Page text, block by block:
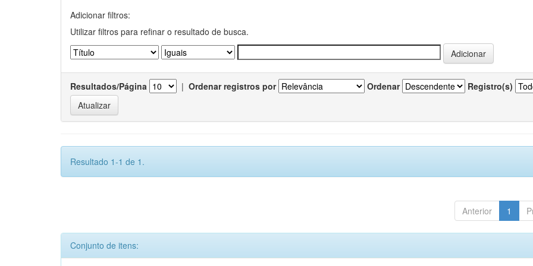
Adicionar filtros:
Utilizar filtros para refinar o resultado de busca.
Resultados/Página | Ordenar registros por Ordenar Registro(s)
Resultado 1-1 de 1.
Anterior 1
Conjunto de itens: